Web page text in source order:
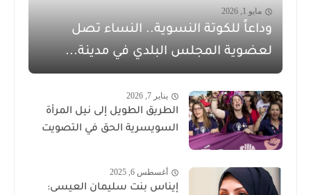
مايو 1, 2026
وداعاً للكوتة النسوية.. النساء تصل
لعضوية المجلس البلدي في مدينة...
يناير 7, 2026
الطريق الطويل إلى نيل المرأة
السويسرية الحق في التصويت
أغسطس 6, 2025
إيناس بنت سليمان العيسى: